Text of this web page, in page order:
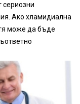
сериозни
Ако хламидиална
може да бъде